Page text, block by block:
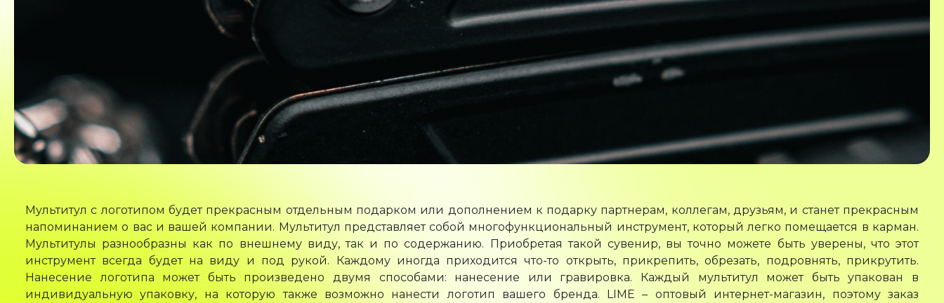
Мультитул с логотипом будет прекрасным отдельным подарком или дополнением к подарку партнерам, коллегам, друзьям, и станет прекрасным
напоминанием о вас и вашей компании. Мультитул представляет собой многофункциональный инструмент, который легко помещается в карман.
Мультитулы разнообразны как по внешнему виду, так и по содержанию. Приобретая такой сувенир, вы точно можете быть уверены, что этот
инструмент всегда будет на виду и под рукой. Каждому иногда приходится что-то открыть, прикрепить, обрезать, подровнять, прикрутить.
Нанесение логотипа может быть произведено двумя способами: нанесение или гравировка. Каждый мультитул может быть упакован в
индивидуальную упаковку, на которую также возможно нанести логотип вашего бренда. LIME – оптовый интернет-магазин, поэтому заказ